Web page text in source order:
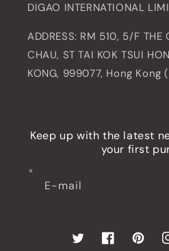
DIGAO INTERNATIONAL
ADDRESS: RM 510, 5/F THE
CHAU, ST TAI KOK TSUI
KONG, 999077, Hong Kong
Keep up with the latest
your first
E-mail
TwitterFacebook